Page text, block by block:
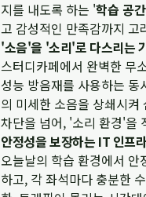
지를 내도록 하는 '학습 공
고 감성적인 만족감까지
'소음'을 '소리'로 다스리는
스터디카페에서 완벽한 무
성능 방음재를 사용하는 동
의 미세한 소음을 상쇄시
차단을 넘어, '소리 환경'을
안정성을 보장하는 IT 인프
오늘날의 학습 환경에서
하고, 각 좌석마다 충분한